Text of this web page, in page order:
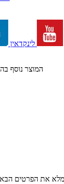
לינקדאין
המוצר נוסף
מלא את הפרטים